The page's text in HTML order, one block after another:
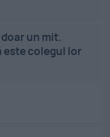
un mit.
colegul lor